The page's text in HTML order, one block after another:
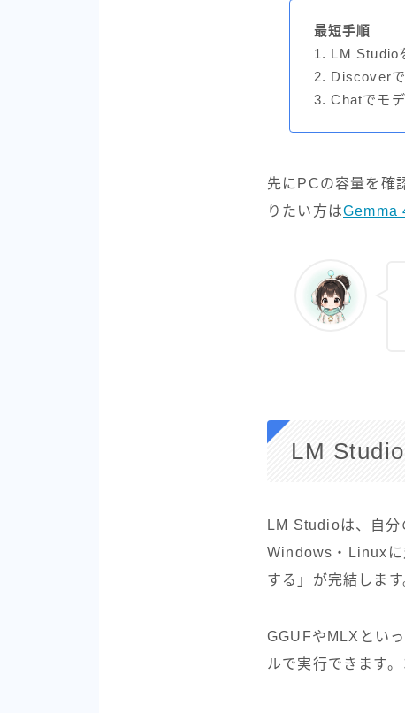
最短手順
1. LM Studio
2. Discover
3. Chatでモ
先にPCの容量を確
りたい方はGemma
LM
LM Studioは、自分
Windows・Linuxに
する」が完結します
GGUFやMLXとい
ルで実行できます